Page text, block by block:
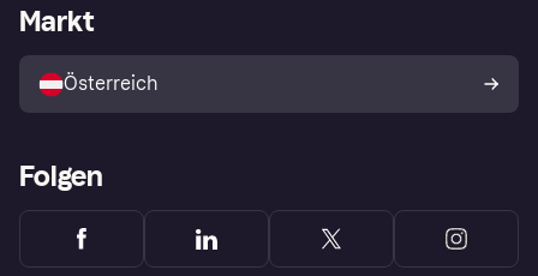
Shops entdecken
Händlerportal
Markt
Österreich
Folgen